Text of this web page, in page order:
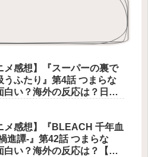
メ感想】『スーパーの裏で
うふたり』第4話 つまらな
白い？海外の反応は？日々
と距離感を情感豊かに描き
文句なしの神回【ネタバレ
メ感想】『BLEACH 千年血
進譚-』第42話 つまらな
白い？海外の反応は？【ネ